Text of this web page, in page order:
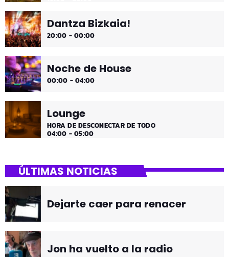
Dantza Bizkaia!
20:00 - 00:00
Noche de House
00:00 - 04:00
Lounge
HORA DE DESCONECTAR DE TODO
04:00 - 05:00
ÚLTIMAS NOTICIAS
Dejarte caer para renacer
Jon ha vuelto a la radio